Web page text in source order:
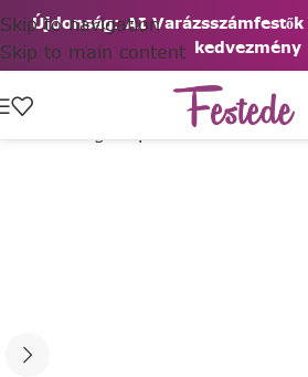
Újdonság: AI Varázsszámfestők
kedvezmény
Skip to navigation
Skip to main content